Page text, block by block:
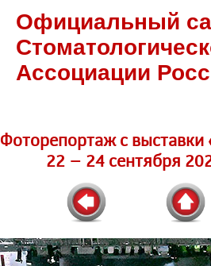
Официальный
Ассоциации
Фоторепортаж c выставки
22 – 24 сентября